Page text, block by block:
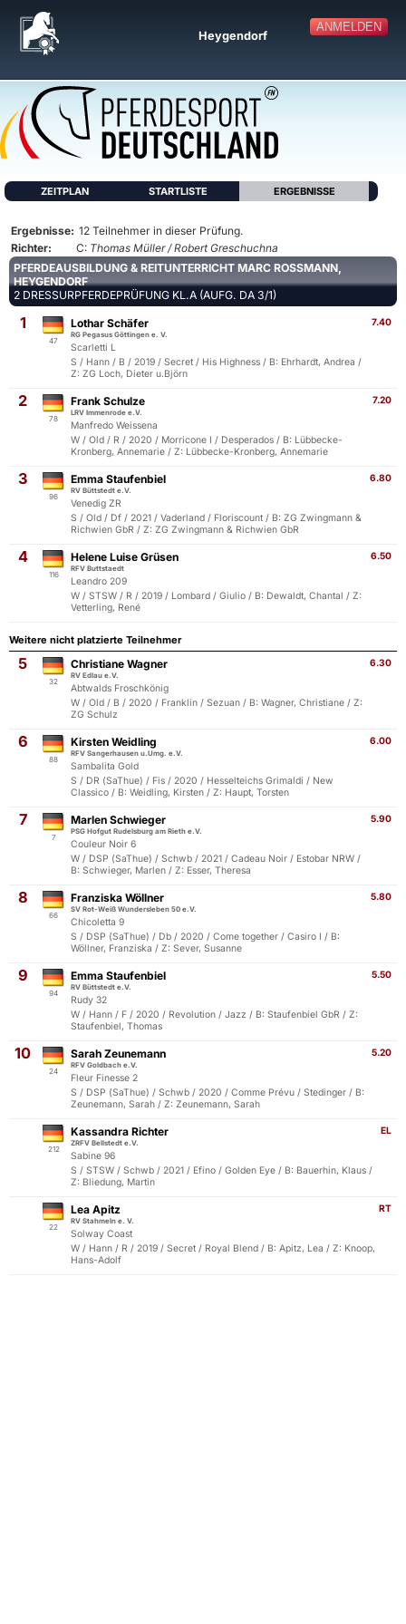
ANMELDEN
Heygendorf
ZEITPLAN STARTLISTE ERGEBNISSE
Ergebnisse: 12 Teilnehmer in dieser Prüfung.
Richter:
C: Thomas Müller / Robert Greschuchna
PFERDEAUSBILDUNG & REITUNTERRICHT MARC ROSSMANN, H
EYGENDORF
2 DRESSURPFERDEPRÜFUNG KL.A (AUFG. DA 3/1)
1
47
7.40
Lothar Schäfer
RG Pegasus Göttingen e. V.
Scarletti L
S / Hann / B / 2019 / Secret / His Highness / B: Ehrhardt, Andrea /
Z: ZG Loch, Dieter u.Björn
2
78
7.20
Frank Schulze
LRV Immenrode e.V.
Manfredo Weissena
W / Old / R / 2020 / Morricone I / Desperados / B: Lübbecke-
Kronberg, Annemarie / Z: Lübbecke-Kronberg, Annemarie
3
96
6.80
Emma Staufenbiel
RV Büttstedt e.V.
Venedig ZR
S / Old / Df / 2021 / Vaderland / Floriscount / B: ZG Zwingmann &
Richwien GbR / Z: ZG Zwingmann & Richwien GbR
4
116
6.50
Helene Luise Grüsen
RFV Buttstaedt
Leandro 209
W / STSW / R / 2019 / Lombard / Giulio / B: Dewaldt, Chantal / Z:
Vetterling, René
Weitere nicht platzierte Teilnehmer
5
32
6.30
Christiane Wagner
RV Edlau e.V.
Abtwalds Froschkönig
W / Old / B / 2020 / Franklin / Sezuan / B: Wagner, Christiane / Z:
ZG Schulz
6
88
6.00
Kirsten Weidling
RFV Sangerhausen u.Umg. e.V.
Sambalita Gold
S / DR (SaThue) / Fis / 2020 / Hesselteichs Grimaldi / New
Classico / B: Weidling, Kirsten / Z: Haupt, Torsten
7
7
5.90
Marlen Schwieger
PSG Hofgut Rudelsburg am Rieth e.V.
Couleur Noir 6
W / DSP (SaThue) / Schwb / 2021 / Cadeau Noir / Estobar NRW /
B: Schwieger, Marlen / Z: Esser, Theresa
8
66
5.80
Franziska Wöllner
SV Rot-Weiß Wundersleben 50 e.V.
Chicoletta 9
S / DSP (SaThue) / Db / 2020 / Come together / Casiro I / B:
Wöllner, Franziska / Z: Sever, Susanne
9
94
5.50
Emma Staufenbiel
RV Büttstedt e.V.
Rudy 32
W / Hann / F / 2020 / Revolution / Jazz / B: Staufenbiel GbR / Z:
Staufenbiel, Thomas
10
24
5.20
Sarah Zeunemann
RFV Goldbach e.V.
Fleur Finesse 2
S / DSP (SaThue) / Schwb / 2020 / Comme Prévu / Stedinger / B:
Zeunemann, Sarah / Z: Zeunemann, Sarah
212
EL
Kassandra Richter
ZRFV Bellstedt e.V.
Sabine 96
S / STSW / Schwb / 2021 / Efino / Golden Eye / B: Bauerhin, Klaus /
Z: Bliedung, Martin
22
RT
Lea Apitz
RV Stahmeln e. V.
Solway Coast
W / Hann / R / 2019 / Secret / Royal Blend / B: Apitz, Lea / Z: Knoop,
Hans-Adolf